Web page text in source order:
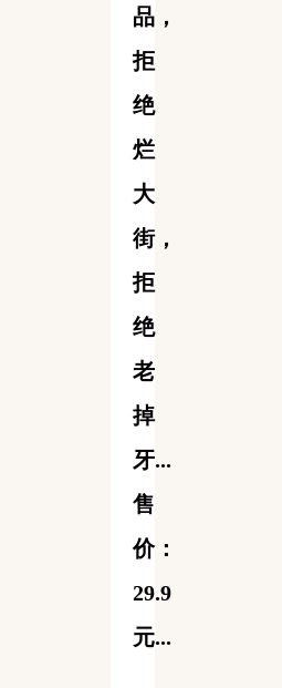
品，
拒
绝
烂
大
街，
拒
绝
老
掉
牙...
售
价：
29.9
元...